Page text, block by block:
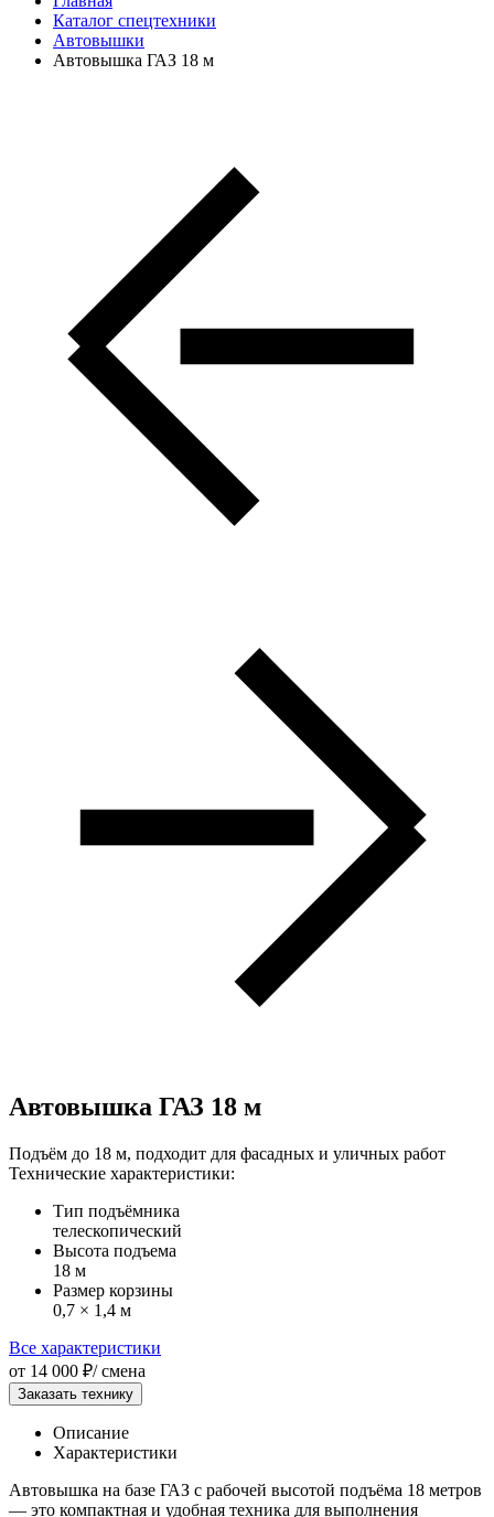
Каталог спецтехники
Автовышки
Автовышка ГАЗ 18 м
Автовышка ГАЗ 18 м
Подъём до 18 м, подходит для фасадных и уличных работ
Технические характеристики:
Тип подъёмника
телескопический
Высота подъема
18 м
Размер корзины
0,7 × 1,4 м
Все характеристики
от 14 000 ₽/ смена
Заказать технику
Описание
Характеристики
Автовышка на базе ГАЗ с рабочей высотой подъёма 18 метров
— это компактная и удобная техника для выполнения